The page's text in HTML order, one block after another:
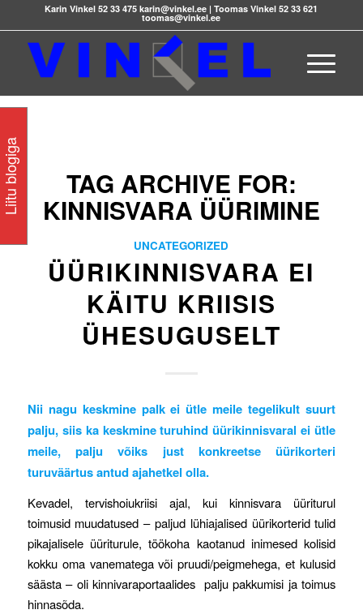
Karin Vinkel 52 33 475 karin@vinkel.ee | Toomas Vinkel 52 33 621
toomas@vinkel.ee
TAG ARCHIVE FOR:
KINNISVARA ÜÜRIMINE
UNCATEGORIZED
ÜÜRIKINNISVARA EI
KÄITU KRIISIS
ÜHESUGUSELT
Nii nagu keskmine palk ei ütle meile tegelikult suurt
palju, siis ka keskmine turuhind üürikinnisvaral ei ütle
meile, palju võiks just konkreetse üürikorteri
turuväärtus antud ajahetkel olla.
Kevadel, tervishoiukriisi ajal, kui kinnisvara üüriturul
toimusid muudatused – paljud lühiajalised üürikorterid tulid
pikajalisele üüriturule, töökoha kaotanud inimesed kolisid
kokku oma vanematega või pruudi/peigmehega, et kulusid
säästa – oli kinnivaraportaalides palju pakkumisi ja toimus
hinnasõda.
Liitu blogiga